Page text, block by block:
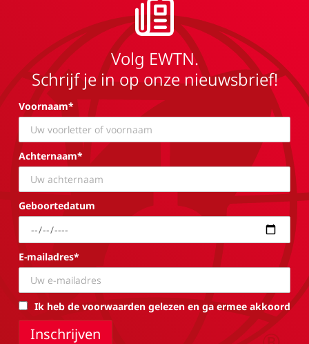
Volg EWTN.
Schrijf je in op onze nieuwsbrief!
Voornaam*
Achternaam*
Geboortedatum
E-mailadres*
Ik heb de voorwaarden gelezen en ga ermee akkoord